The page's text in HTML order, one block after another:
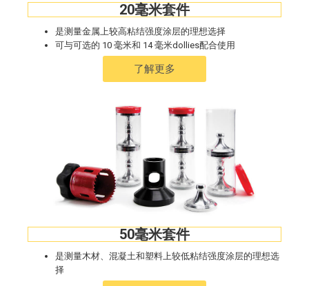
20毫米套件
是测量金属上较高粘结强度涂层的理想选择
可与可选的 10 毫米和 14 毫米dollies配合使用
了解更多
50毫米套件
是测量木材、混凝土和塑料上较低粘结强度涂层的理想选
择